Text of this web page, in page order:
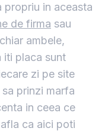
propriu in aceasta
de firma sau
ambele,
iti placa sunt
zi pe site
prinzi marfa
in ceea ce
ca aici poti